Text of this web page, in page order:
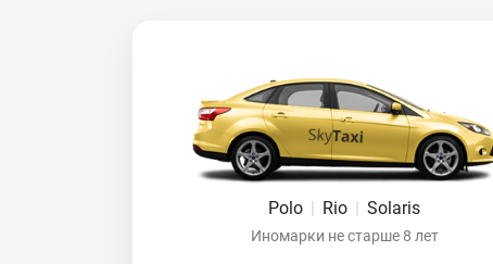
Polo | Rio | Solaris
Иномарки не старше 8 лет